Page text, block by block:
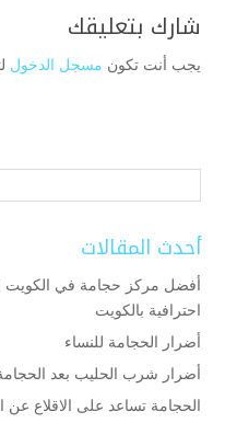
شارك بتعليقك
يجب أنت تكون مسجل الدخول
أحدث المقالات
أفضل مركز حجامة في الكويت
احترافية بالكويت
أضرار الحجامة للنساء
أضرار شرب الحليب بعد
الحجامة تساعد على الاقلاع عن